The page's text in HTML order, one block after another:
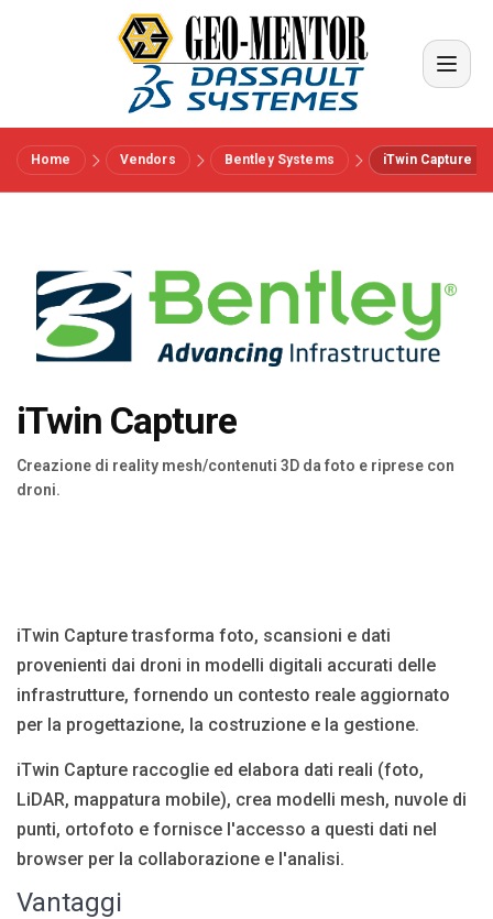
Menu
Riferimenti
Home Vendors Bentley Systems iTwin Capture
iTwin Capture
Creazione di reality mesh/contenuti 3D da foto e riprese con
droni.
iTwin Capture trasforma foto, scansioni e dati
provenienti dai droni in modelli digitali accurati delle
infrastrutture, fornendo un contesto reale aggiornato
per la progettazione, la costruzione e la gestione.
iTwin Capture raccoglie ed elabora dati reali (foto,
LiDAR, mappatura mobile), crea modelli mesh, nuvole di
punti, ortofoto e fornisce l'accesso a questi dati nel
browser per la collaborazione e l'analisi.
Vantaggi